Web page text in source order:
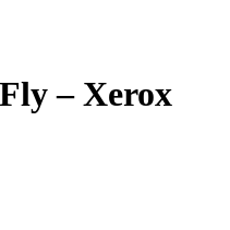
– Xerox